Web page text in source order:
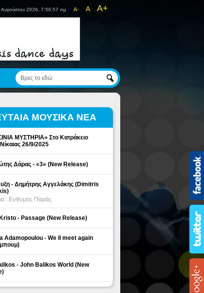
A- A A+
2026, 7:56:58 πμ
ΜΟΥΣΙΚΑ ΝΕΑ
ΜΥΣΤΗΡΙΑ» Στο Κατράκειο
26/9/2025
Δάρας - «3» (New Release)
- Δημήτρης Αγγελάκης (Dimitris
: Ευθύμης Παράς
- Passage (New Release)
Adamopoulou - We ll meet again
- John Balikos World (New